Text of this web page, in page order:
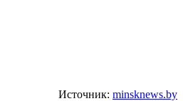
Источник: minsknews.by